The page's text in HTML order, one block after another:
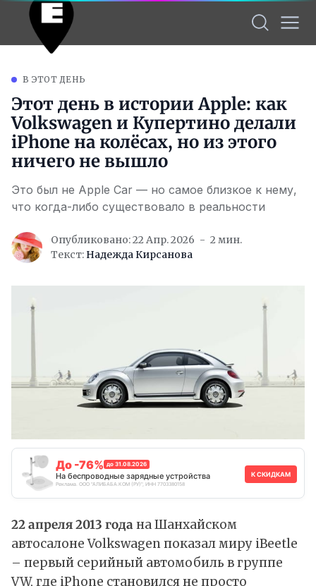
В ЭТОТ ДЕНЬ
Этот день в истории Apple: как
Volkswagen и Купертино делали
iPhone на колёсах, но из этого
ничего не вышло
Это был не Apple Car — но самое близкое к нему,
что когда-либо существовало в реальности
Опубликовано: 22 Апр. 2026
2 мин.
Текст: Надежда Кирсанова
До -76% до 31.08.2026
На беспроводные зарядные устройства
Реклама. ООО "АЛИБАБА.КОМ (РУ)", ИНН 7703380158
К СКИДКАМ
22 апреля 2013 годана Шанхайском
автосалоне Volkswagen показал миру iBeetle
– первый серийный автомобиль в группе
VW, где iPhone становился не просто